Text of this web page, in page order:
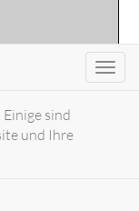
sind
und Ihre